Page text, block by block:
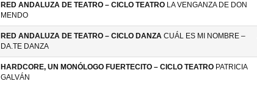
RED ANDALUZA DE TEATRO – CICLO TEATRO LA VENGANZA DE DON
MENDO
RED ANDALUZA DE TEATRO – CICLO DANZA CUÁL ES MI NOMBRE –
DA.TE DANZA
HARDCORE, UN MONÓLOGO FUERTECITO – CICLO TEATRO PATRICIA
GALVÁN